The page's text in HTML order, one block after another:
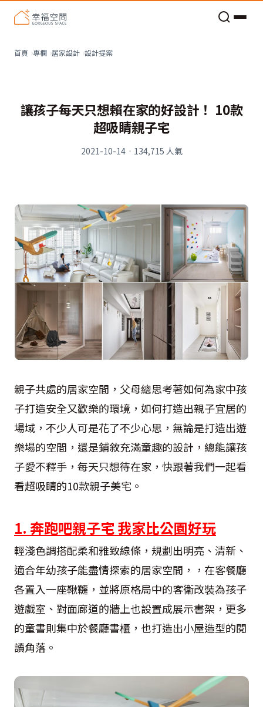
首頁 專欄 居家設計 設計提案
讓孩子每天只想賴在家的好設計！ 10款
超吸睛親子宅
2021-10-14· 134,715 人氣
親子共處的居家空間，父母總思考著如何為家中孩
子打造安全又歡樂的環境，如何打造出親子宜居的
場域，不少人可是花了不少心思，無論是打造出遊
樂場的空間，還是鋪敘充滿童趣的設計，總能讓孩
子愛不釋手，每天只想待在家，快跟著我們一起看
看超吸睛的10款親子美宅。
1. 奔跑吧親子宅 我家比公園好玩
輕淺色調搭配柔和雅致線條，規劃出明亮、清新、
適合年幼孩子能盡情探索的居家空間，，在客餐廳
各置入一座鞦韆，並將原格局中的客衛改裝為孩子
遊戲室、對面廊道的牆上也設置成展示書架，更多
的童書則集中於餐廳書櫃，也打造出小屋造型的閱
讀角落。